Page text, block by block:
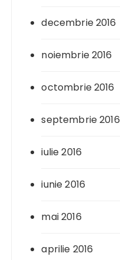
decembrie 2016
noiembrie 2016
octombrie 2016
septembrie 2016
iulie 2016
iunie 2016
mai 2016
aprilie 2016